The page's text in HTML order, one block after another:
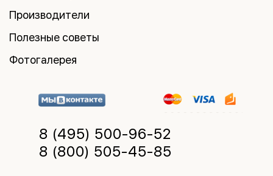
Производители
Полезные советы
Фотогалерея
8 (495) 500-96-52
8 (800) 505-45-85